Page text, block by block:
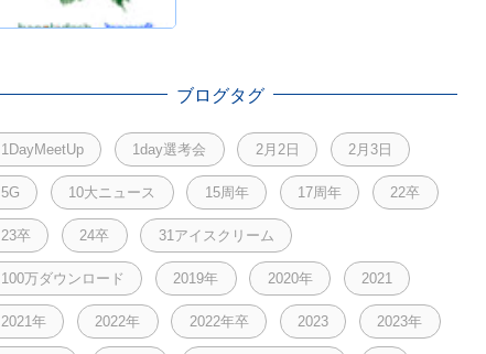
ブログタグ
1DayMeetUp 1day選考会 2月2日 2月3日
5G 10大ニュース 15周年 17周年 22卒
23卒 24卒 31アイスクリーム
100万ダウンロード 2019年 2020年 2021
2021年 2022年 2022年卒 2023 2023年